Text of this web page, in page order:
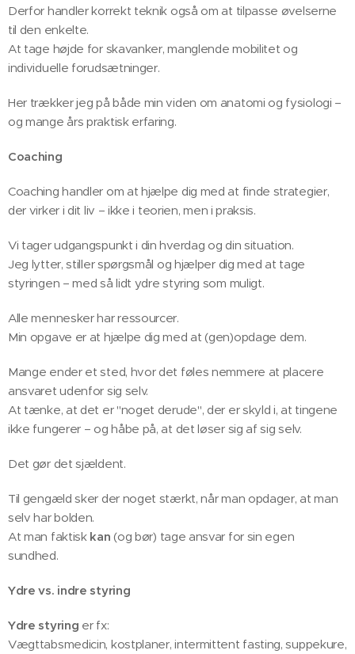
Derfor handler korrekt teknik også om at tilpasse øvelserne
til den enkelte.
At tage højde for skavanker, manglende mobilitet og
individuelle forudsætninger.
Her trækker jeg på både min viden om anatomi og fysiologi –
og mange års praktisk erfaring.
Coaching
Coaching handler om at hjælpe dig med at finde strategier,
der virker i dit liv – ikke i teorien, men i praksis.
Vi tager udgangspunkt i din hverdag og din situation.
Jeg lytter, stiller spørgsmål og hjælper dig med at tage
styringen – med så lidt ydre styring som muligt.
Alle mennesker har ressourcer.
Min opgave er at hjælpe dig med at (gen)opdage dem.
Mange ender et sted, hvor det føles nemmere at placere
ansvaret udenfor sig selv.
At tænke, at det er "noget derude", der er skyld i, at tingene
ikke fungerer – og håbe på, at det løser sig af sig selv.
Det gør det sjældent.
Til gengæld sker der noget stærkt, når man opdager, at man
selv har bolden. 🎯
At man faktisk kan (og bør) tage ansvar for sin egen
sundhed.
Ydre vs. indre styring
Ydre styring er fx:
Vægttabsmedicin, kostplaner, intermittent fasting, suppekure,